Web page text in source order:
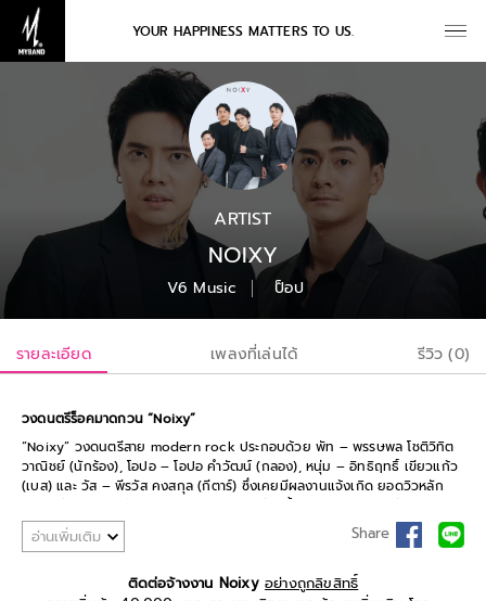
YOUR HAPPINESS MATTERS TO US.
ARTIST
NOIXY
V6 Music ป็อป
รายละเอียด เพลงที่เล่นได้ รีวิว (0)
วงดนตรีร็อคมาดกวน “Noixy”
“Noixy” วงดนตรีสาย modern rock ประกอบด้วย พัท – พรรษพล โชติวิทิต
วาณิชย์ (นักร้อง), โอปอ – โอปอ คำวัฒน์ (กลอง), หนุ่ม – อิทธิฤทธิ์ เขียวแก้ว
(เบส) และ วัส – พีรวัส คงสกุล (กีตาร์) ซึ่งเคยมีผลงานแจ้งเกิด ยอดวิวหลัก
ล้าน อย่างเพลง ‘เสียการทรงตัว’ มาแล้ว แต่วันนี้พวกเขาได้เข้ามาอยู่บ้านหลัง
ใหม่ พร้อมผลงานซิงเกิลแรก “ทุเรียน” เพลงป๊อบร็อกเนื้อหาโดนใจที่ถูกเรียบ
เรียงโดย ศราวุธ แสงบุตร และ ได้ศิลปินรุ่นพี่ร่วมค่าย จิรทีปต์ แซ่โง้ว หรือ ไก่
เป็นการเปรียบความรัก ความสัมพันธ์เป็นเหมือนทุเรียน
อ่านเพิ่มเติม Share
ติดต่อจ้างงาน Noixy อย่างถูกลิขสิทธิ์